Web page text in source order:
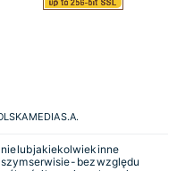
MEDIA S.A.
lub jakiekolwiek inne
serwisie - bez względu